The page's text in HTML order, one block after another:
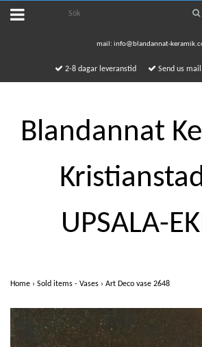
mail: info@blandannat-
2-8 dagar leveranstid Send us
Blandannat
UPSALA-
Home › Sold items - Vases › Art Deco vase 2648